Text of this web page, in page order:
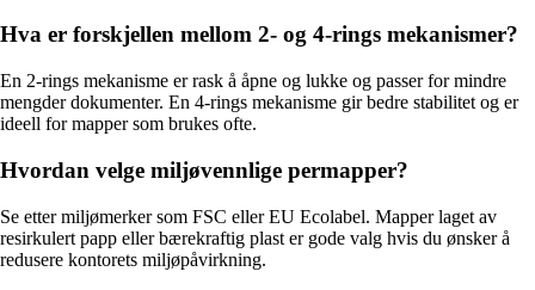
Hva er forskjellen mellom 2- og 4-rings mekanismer?
En 2-rings mekanisme er rask å åpne og lukke og passer for mindre
mengder dokumenter. En 4-rings mekanisme gir bedre stabilitet og er
ideell for mapper som brukes ofte.
Hvordan velge miljøvennlige permapper?
Se etter miljømerker som FSC eller EU Ecolabel. Mapper laget av
resirkulert papp eller bærekraftig plast er gode valg hvis du ønsker å
redusere kontorets miljøpåvirkning.